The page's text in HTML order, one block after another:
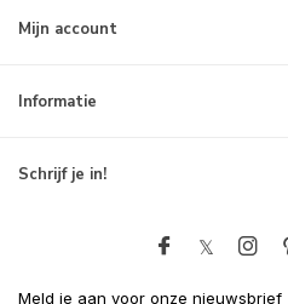
Mijn account
Informatie
Schrijf je in!
Meld je aan voor onze nieuwsbrief